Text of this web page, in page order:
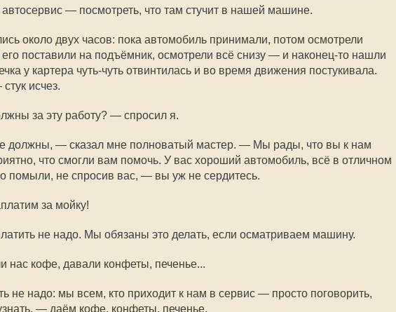
— посмотреть, что там стучит в нашей машине.
около двух часов: пока автомобиль принимали, потом осмотрели
поставили на подъёмник, осмотрели всё снизу — и наконец-то нашли
у картера чуть-чуть отвинтилась и во время движения постукивала.
исчез.
за эту работу? — спросил я.
должны, — сказал мне полноватый мастер. — Мы рады, что вы к нам
что смогли вам помочь. У вас хороший автомобиль, всё в отличном
помыли, не спросив вас, — вы уж не сердитесь.
за мойку!
не надо. Мы обязаны это делать, если осматриваем машину.
кофе, давали конфеты, печенье...
не надо: мы всем, кто приходит к нам в сервис — просто поговорить,
— даём кофе, конфеты, печенье.